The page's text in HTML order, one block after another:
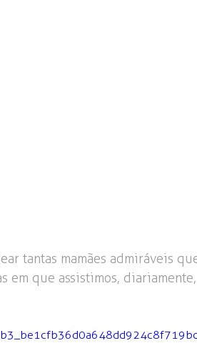
tantas mamães admiráveis
em que assistimos,